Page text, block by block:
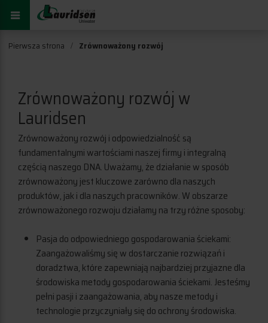
Pierwsza strona Zrównoważony rozwój
Zrównoważony rozwój w
Lauridsen
Zrównoważony rozwój i odpowiedzialność są
fundamentalnymi wartościami naszej firmy i integralną
częścią naszego DNA. Uważamy, że działanie w sposób
zrównoważony jest kluczowe zarówno dla naszych
produktów, jak i dla naszych pracowników. W obszarze
zrównoważonego rozwoju działamy na trzy różne sposoby:
Pasja do odpowiedniego gospodarowania ściekami:
Zaangażowaliśmy się w dostarczanie rozwiązań i
doradztwa, które zapewniają najbardziej przyjazne dla
środowiska metody gospodarowania ściekami. Jesteśmy
pełni pasji i zaangażowania, aby nasze metody i
technologie przyczyniały się do ochrony środowiska.